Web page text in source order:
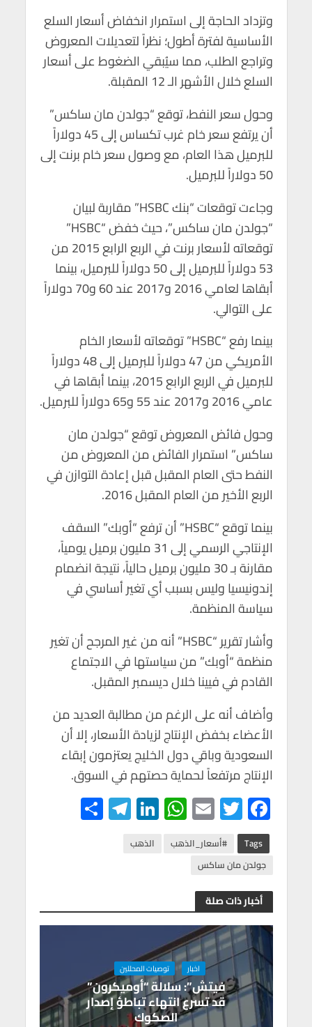
وتزداد الحاجة إلى استمرار انخفاض أسعار السلع
الأساسية لفترة أطول؛ نظراً لتعديلات المعروض
وتراجع الطلب، مما سيُبقي الضغوط على أسعار
السلع خلال الأشهر الـ 12 المقبلة.
وحول سعر النفط، توقع “جولدن مان ساكس”
أن يرتفع سعر خام غرب تكساس إلى 45 دولاراً
للبرميل هذا العام، مع وصول سعر خام برنت إلى
50 دولاراً للبرميل.
وجاءت توقعات “بنك HSBC” مقاربة لبيان
“جولدن مان ساكس”، حيث خفض “HSBC”
توقعاته لأسعار برنت في الربع الرابع 2015 من
53 دولاراً للبرميل إلى 50 دولاراً للبرميل، بينما
أبقاها لعامي 2016 و2017 عند 60 و70 دولاراً
على التوالي.
بينما رفع “HSBC” توقعاته لأسعار الخام
الأمريكي من 47 دولاراً للبرميل إلى 48 دولاراً
للبرميل في الربع الرابع 2015، بينما أبقاها في
عامي 2016 و2017 عند 55 و65 دولاراً للبرميل.
وحول فائض المعروض توقع “جولدن مان
ساكس” استمرار الفائض من المعروض من
النفط حتى العام المقبل قبل إعادة التوازن في
الربع الأخير من العام المقبل 2016.
بينما توقع “HSBC” أن ترفع “أوبك” السقف
الإنتاجي الرسمي إلى 31 مليون برميل يومياً،
مقارنة بـ 30 مليون برميل حالياً، نتيجة انضمام
إندونيسيا وليس بسبب أي تغير أساسي في
سياسة المنظمة.
وأشار تقرير “HSBC” أنه من غير المرجح أن تغير
منظمة “أوبك” من سياستها في الاجتماع
القادم في فيينا خلال ديسمبر المقبل.
وأضاف أنه على الرغم من مطالبة العديد من
الأعضاء بخفض الإنتاج لزيادة الأسعار، إلا أن
السعودية وباقي دول الخليج يعتزمون إبقاء
الإنتاج مرتفعاً لحماية حصتهم في السوق.
F
ac
e
b
o
o
k
T
wi
tt
er
E
m
ail
W
h
at
p
p
Li
n
ke
Te
le Tags #أسعار_الذهب
الذهب
جولدن مان ساكس
أخبار ذات صلة
اخبار توصيات المحللين
فيتش”: سلالة “أوميكرون”
قد تسرع انتهاء تباطؤ إصدار
الصكوك